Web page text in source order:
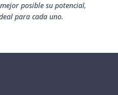
posible su potencial,
para cada uno.